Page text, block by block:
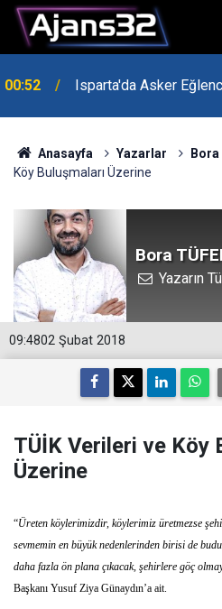
21:34
Dönem Başladı
Anasayfa Yazarlar Bora
Köy Buluşmaları Üzerine
Bora
Yazarın
09:4802 Şubat 2018
TÜİK Verileri ve Köy
Üzerine
“Üreten köylerimizdir, köylerimiz üretmezse
sevmemin en büyük nedenlerinden birisi de
daha fazla ön plana çıkacak, şehirlere göç
Başkanı Yusuf Ziya Günaydın’a ait.